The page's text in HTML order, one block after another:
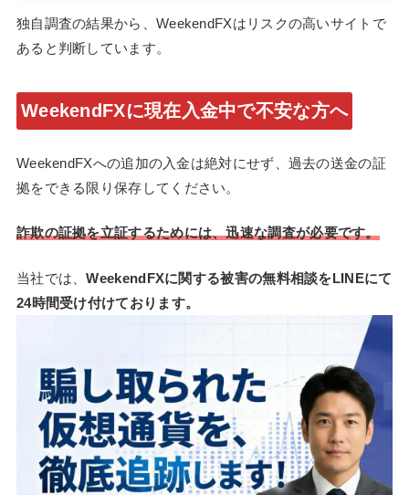
独自調査の結果から、WeekendFXはリスクの高いサイトで
あると判断しています。
WeekendFXに現在入金中で不安な方へ
WeekendFXへの追加の入金は絶対にせず、過去の送金の証
拠をできる限り保存してください。
詐欺の証拠を立証するためには、迅速な調査が必要です。
当社では、WeekendFXに関する被害の無料相談をLINEにて
24時間受け付けております。